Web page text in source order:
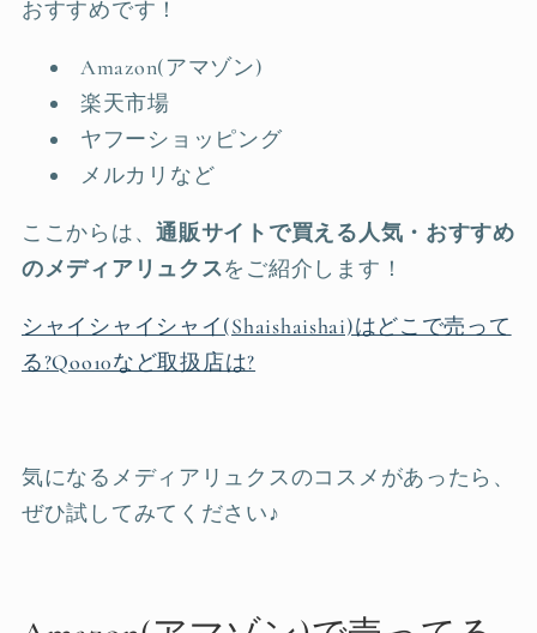
おすすめです！
Amazon(アマゾン)
楽天市場
ヤフーショッピング
メルカリなど
ここからは、通販サイトで買える人気・おすすめ
のメディアリュクスをご紹介します！
シャイシャイシャイ(Shaishaishai)はどこで売って
る?Qoo10など取扱店は?
気になるメディアリュクスのコスメがあったら、
ぜひ試してみてください♪